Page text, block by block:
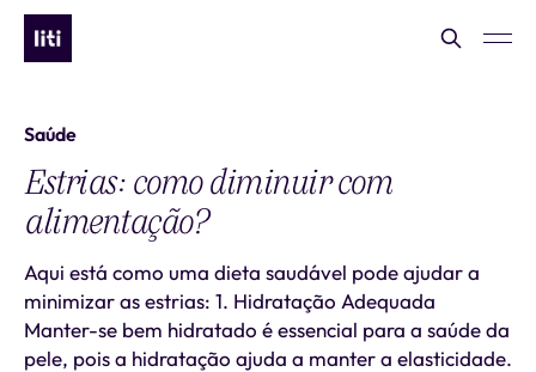
Saúde
Estrias: como diminuir com
alimentação?
Aqui está como uma dieta saudável pode ajudar a
minimizar as estrias: 1. Hidratação Adequada
Manter-se bem hidratado é essencial para a saúde da
pele, pois a hidratação ajuda a manter a elasticidade.